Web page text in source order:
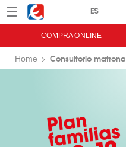
Menú Eroski
COMPRA ONLINE
Home Consultorio matrona